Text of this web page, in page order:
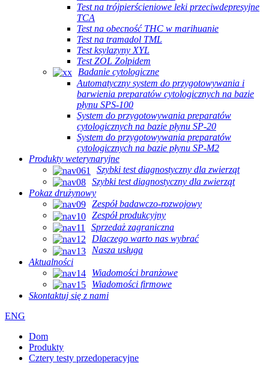
Test na trójpierścieniowe leki przeciwdepresyjne
TCA
Test na obecność THC w marihuanie
Test na tramadol TML
Test ksylazyny XYL
Test ZOL Zolpidem
Badanie cytologiczne
Automatyczny system do przygotowywania i
barwienia preparatów cytologicznych na bazie
płynu SPS-100
System do przygotowywania preparatów
cytologicznych na bazie płynu SP-20
System do przygotowywania preparatów
cytologicznych na bazie płynu SP-M2
Produkty weterynaryjne
Szybki test diagnostyczny dla zwierząt
Szybki test diagnostyczny dla zwierząt
Pokaz drużynowy
Zespół badawczo-rozwojowy
Zespół produkcyjny
Sprzedaż zagraniczna
Dlaczego warto nas wybrać
Nasza usługa
Aktualności
Wiadomości branżowe
Wiadomości firmowe
Skontaktuj się z nami
ENG
Dom
Produkty
Cztery testy przedoperacyjne